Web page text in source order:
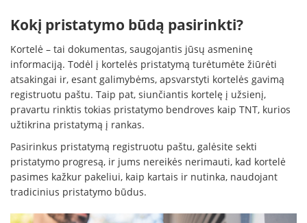
Kokį pristatymo būdą pasirinkti?
Kortelė – tai dokumentas, saugojantis jūsų asmeninę
informaciją. Todėl į kortelės pristatymą turėtumėte žiūrėti
atsakingai ir, esant galimybėms, apsvarstyti kortelės gavimą
registruotu paštu. Taip pat, siunčiantis kortelę į užsienį,
pravartu rinktis tokias pristatymo bendroves kaip TNT, kurios
užtikrina pristatymą į rankas.
Pasirinkus pristatymą registruotu paštu, galėsite sekti
pristatymo progresą, ir jums nereikės nerimauti, kad kortelė
pasimes kažkur pakeliui, kaip kartais ir nutinka, naudojant
tradicinius pristatymo būdus.